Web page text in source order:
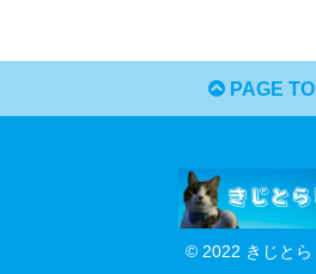
PAGE
© 2022 きじとら